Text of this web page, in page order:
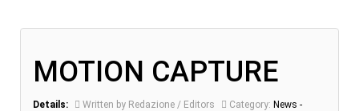
MOTION CAPTURE
Details: Written by Redazione / Editors Category: News -